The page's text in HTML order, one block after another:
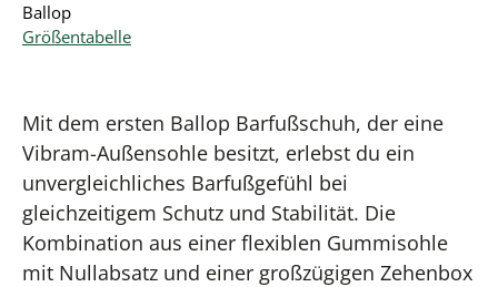
Ballop
Größentabelle
Mit dem ersten Ballop Barfußschuh, der eine
Vibram-Außensohle besitzt, erlebst du ein
unvergleichliches Barfußgefühl bei
gleichzeitigem Schutz und Stabilität. Die
Kombination aus einer flexiblen Gummisohle
mit Nullabsatz und einer großzügigen Zehenbox